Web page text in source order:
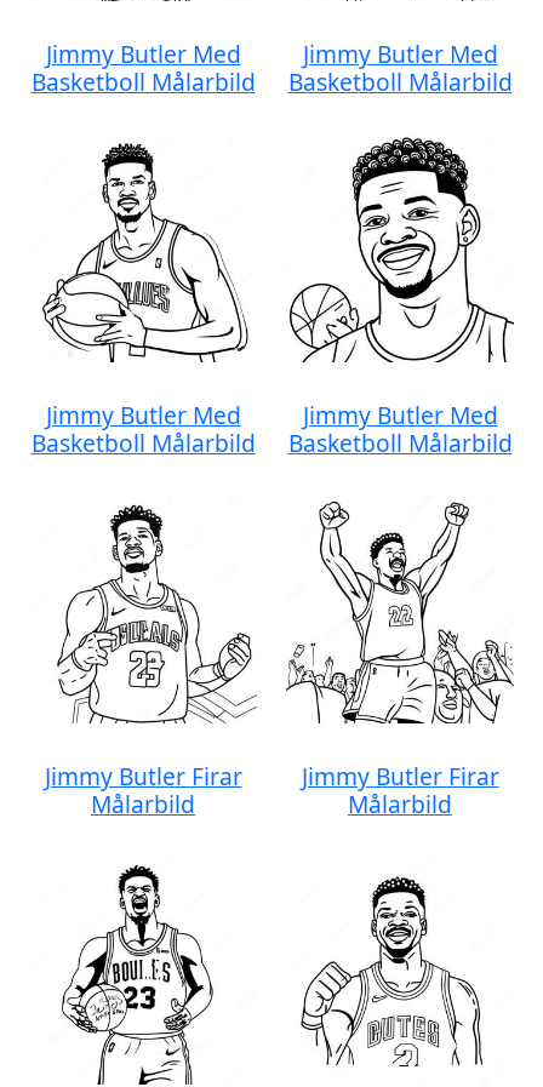
Jimmy Butler Med
Basketboll Målarbild
Jimmy Butler Med
Basketboll Målarbild
Jimmy Butler Med
Basketboll Målarbild
Jimmy Butler Med
Basketboll Målarbild
Jimmy Butler Firar
Målarbild
Jimmy Butler Firar
Målarbild